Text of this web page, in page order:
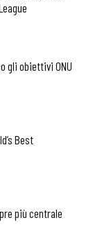
gli obiettivi ONU
Best
più centrale